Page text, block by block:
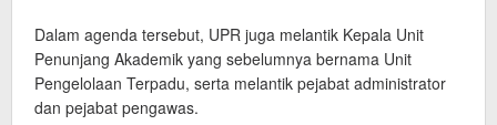
Dalam agenda tersebut, UPR juga melantik Kepala Unit
Penunjang Akademik yang sebelumnya bernama Unit
Pengelolaan Terpadu, serta melantik pejabat administrator
dan pejabat pengawas.